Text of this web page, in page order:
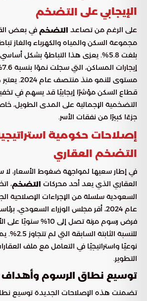
الإيجابي على التضخم
على الرغم من تصاعد التضخم في بعض
مجموعة السكن والمياه والكهرباء والغاز
بلغت 5.8%. يعزى هذا التباطؤ بشكل
مستوى للنمو
قطاع السكن مؤشرًا إيجابيًا قد يسهم في
التضخمية الإجمالية على المدى الطويل،
جزءًا كبيرًا من نفقات الأسر.
إصلاحات حكومية
التضخم العقاري
في إطار سعيها لمواجهة ضغوط الأسعار، لا
العقاري الذي يعد أحد محركات التضخم،
السعودية سلسلة من الإجراءات الإصلاحية
عام 2024، أقر مجلس الوزراء السعودي،
فرض رسوم مرنة تصل إلى
للنسبة
نوعيًا واستراتيجيًا في التعامل مع ملف
التطوير.
توسيع نطاق الرسوم وأهداف رؤية
تضمنت هذه الإصلاحات الجديدة توسيع